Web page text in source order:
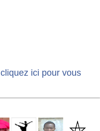
cliquez ici pour vous